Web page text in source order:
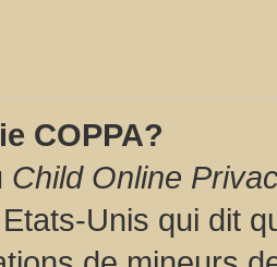
COPPA?
Child Online
Unis qui dit